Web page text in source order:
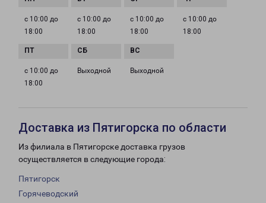
с 10:00 до
18:00
с 10:00 до
18:00
с 10:00 до
18:00
с 10:00 до
18:00
с 10:00 до
18:00
Выходной Выходной
Доставка из Пятигорска по области
Из филиала в Пятигорске доставка грузов
осуществляется в следующие города:
Пятигорск
Горячеводский